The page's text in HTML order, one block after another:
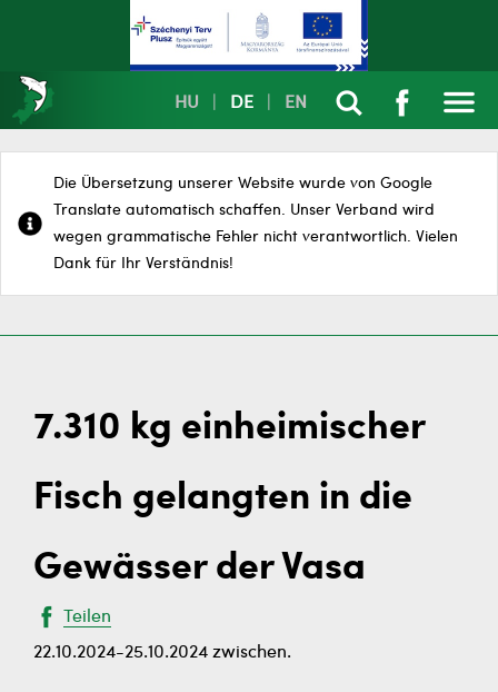
HU DE EN
Die Übersetzung unserer Website wurde von Google
Translate automatisch schaffen. Unser Verband wird
wegen grammatische Fehler nicht verantwortlich. Vielen
Dank für Ihr Verständnis!
7.310 kg einheimischer
Fisch gelangten in die
Gewässer der Vasa
Teilen
22.10.2024-25.10.2024 zwischen.